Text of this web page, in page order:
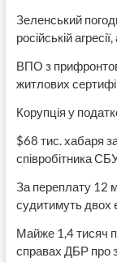
Зеленський
російській
ВПО з
житлових
Корупція у
$68 тис. хабаря
співробітника
За переплату 12
судитимуть двох
Майже 1,4 тисяч
справах ДБР про